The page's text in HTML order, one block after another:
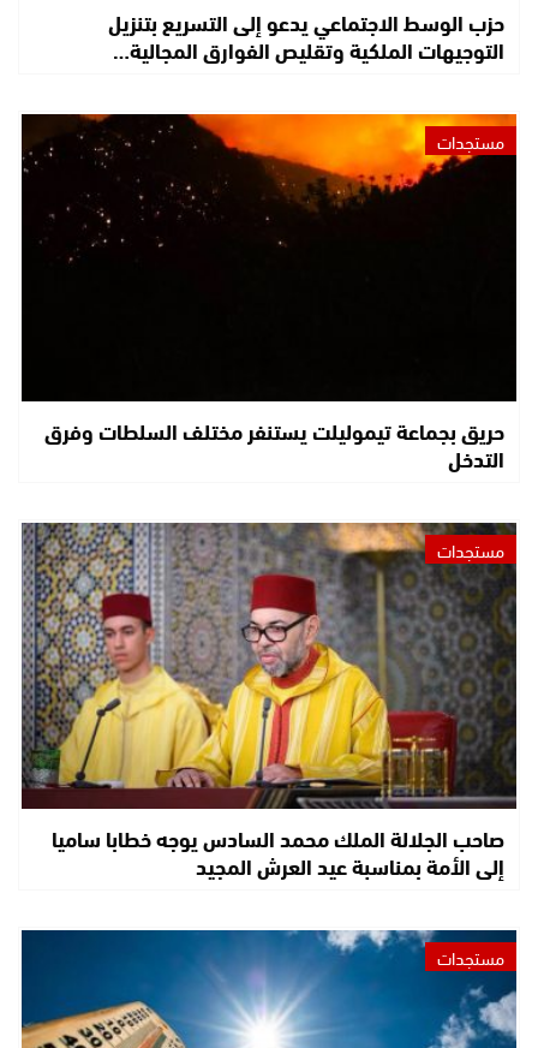
حزب الوسط الاجتماعي يدعو إلى التسريع بتنزيل
التوجيهات الملكية وتقليص الفوارق المجالية…
مستجدات
حريق بجماعة تيموليلت يستنفر مختلف السلطات وفرق
التدخل
مستجدات
صاحب الجلالة الملك محمد السادس يوجه خطابا ساميا
إلى الأمة بمناسبة عيد العرش المجيد
مستجدات